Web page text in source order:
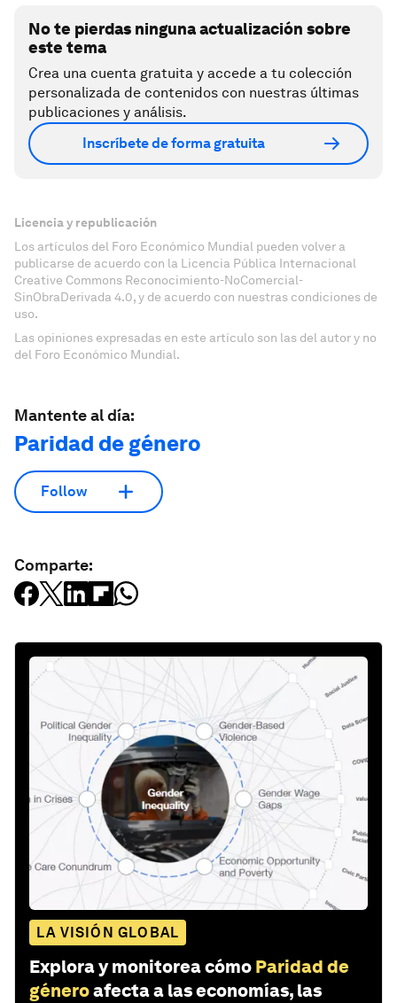
No te pierdas ninguna actualización sobre
este tema
Crea una cuenta gratuita y accede a tu colección
personalizada de contenidos con nuestras últimas
publicaciones y análisis.
Inscríbete de forma gratuita
Licencia y republicación
Los artículos del Foro Económico Mundial pueden volver a
publicarse de acuerdo con la Licencia Pública Internacional
Creative Commons Reconocimiento-NoComercial-
SinObraDerivada 4.0, y de acuerdo con nuestras condiciones de
uso.
Las opiniones expresadas en este artículo son las del autor y no
del Foro Económico Mundial.
Mantente al día:
Paridad de género
Follow
Comparte:
LA VISIÓN GLOBAL
Explora y monitorea cómo Paridad de
géneroafecta a las economías, las